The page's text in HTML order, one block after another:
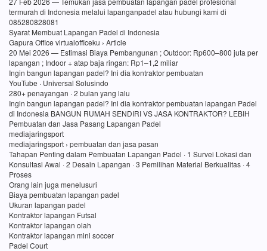
termurah di Indonesia melalui lapanganpadel atau hubungi kami di
085280828081
Syarat Membuat Lapangan Padel di Indonesia
Gapura Office virtualofficeku › Article
20 Mei 2026 — Estimasi Biaya Pembangunan ; Outdoor: Rp600–800 juta per
lapangan ; Indoor + atap baja ringan: Rp1–1,2 miliar
Ingin bangun lapangan padel? Ini dia kontraktor pembuatan
YouTube · Universal Solusindo
280+ penayangan · 2 bulan yang lalu
Ingin bangun lapangan padel? Ini dia kontraktor pembuatan lapangan Padel
di Indonesia BANGUN RUMAH SENDIRI VS JASA KONTRAKTOR? LEBIH
Pembuatan dan Jasa Pasang Lapangan Padel
mediajaringsport
mediajaringsport › pembuatan dan jasa pasan
Tahapan Penting dalam Pembuatan Lapangan Padel · 1 Survei Lokasi dan
Konsultasi Awal · 2 Desain Lapangan · 3 Pemilihan Material Berkualitas · 4
Proses
Orang lain juga menelusuri
Biaya pembuatan lapangan padel
Ukuran lapangan padel
Kontraktor lapangan Futsal
Kontraktor lapangan olah
Kontraktor lapangan mini soccer
Padel Court